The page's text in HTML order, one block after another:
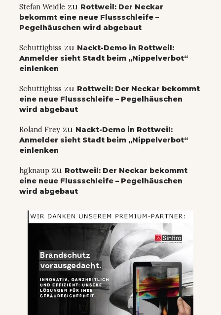
Stefan Weidle zu Rottweil: Der Neckar
bekommt eine neue Flussschleife –
Pegelhäuschen wird abgebaut
Schuttigbiss zu Nackt-Demo in Rottweil:
Anmelder sieht Stadt beim „Nippelverbot“
einlenken
Schuttigbiss zu Rottweil: Der Neckar bekommt
eine neue Flussschleife – Pegelhäuschen
wird abgebaut
Roland Frey zu Nackt-Demo in Rottweil:
Anmelder sieht Stadt beim „Nippelverbot“
einlenken
hgknaup zu Rottweil: Der Neckar bekommt
eine neue Flussschleife – Pegelhäuschen
wird abgebaut